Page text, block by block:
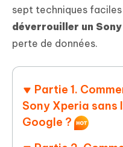
sept techniques
déverrouiller un
perte de données.
Partie 1.
Sony Xperia
Google ?